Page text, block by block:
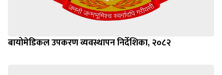
बायोमेडिकल उपकरण व्यवस्थापन निर्देशिका, २०८२